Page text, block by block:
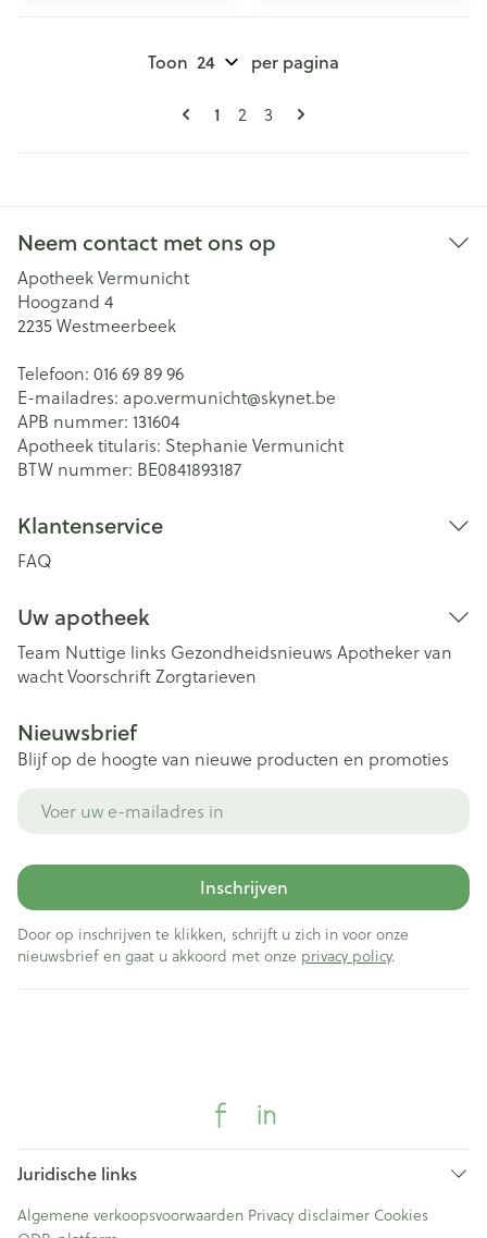
Pagina's
U lees momenteel pagina
1 Pagina
2 Pagina
3
Toon per pagina
Neem contact met ons op
Apotheek Vermunicht
Hoogzand 4
2235Westmeerbeek
Telefoon: 016 69 89 96
E-mailadres: apo.vermunicht@skynet.be
APB nummer: 131604
Apotheek titularis: Stephanie Vermunicht
BTW nummer: BE0841893187
Klantenservice
FAQ
Uw apotheek
Team Nuttige links Gezondheidsnieuws Apotheker van
wachtVoorschriftZorgtarieven
Nieuwsbrief
Blijf op de hoogte van nieuwe producten en promoties
Inschrijven
Door op inschrijven te klikken, schrijft u zich in voor onze
nieuwsbrief en gaat u akkoord met onze privacy policy.
Juridische links
Algemene verkoopsvoorwaarden Privacy disclaimer Cookies